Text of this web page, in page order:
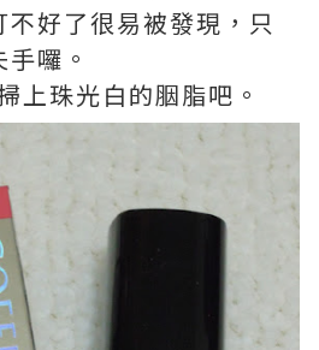
好了很易被發現，只
囉。
上珠光白的胭脂吧。